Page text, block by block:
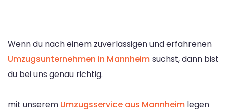
Wenn du nach einem zuverlässigen und erfahrenen
Umzugsunternehmen in Mannheimsuchst, dann bist
du bei uns genau richtig.
mit unserem Umzugsservice aus Mannheim legen